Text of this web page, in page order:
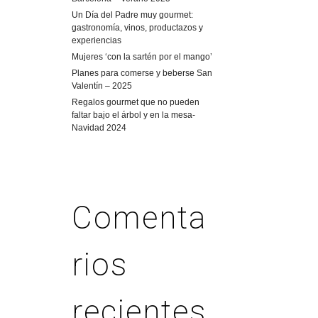
Un Día del Padre muy gourmet:
gastronomía, vinos, productazos y
experiencias
Mujeres ‘con la sartén por el mango’
Planes para comerse y beberse San
Valentín – 2025
Regalos gourmet que no pueden
faltar bajo el árbol y en la mesa-
Navidad 2024
Comenta
rios